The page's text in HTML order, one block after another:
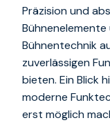
Präzision und
Bühnentechnik
zuverlässigen
bieten. Ein Blick
moderne
erst möglich